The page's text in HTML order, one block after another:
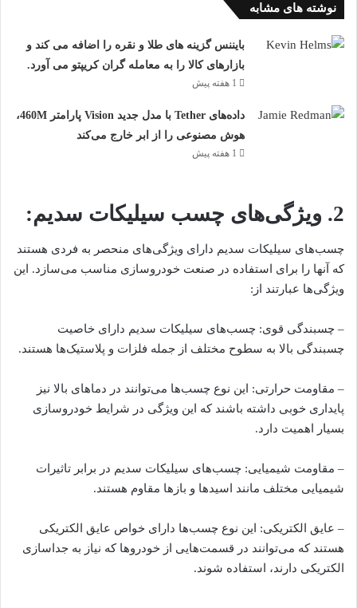
نوشته های مشابه
بایننس گزینه های طلا و نقره را اضافه می کند و
بازارهای کالا را به معامله گران کریپتو می آورد.
1 هفته پیش
داده‌های Tether با مدل جدید Vision پارامتر 460M،
هوش مصنوعی را از ابر خارج می‌کند
1 هفته پیش
2. ویژگی‌های چسب سیلیکات سدیم:
چسب‌های سیلیکات سدیم دارای ویژگی‌های منحصر به فردی هستند
که آنها را برای استفاده در صنعت خودروسازی مناسب می‌سازد. این
ویژگی‌ها عبارتند از:
– چسبندگی قوی: چسب‌های سیلیکات سدیم دارای خاصیت
چسبندگی بالا به سطوح مختلف از جمله فلزات و پلاستیک‌ها هستند.
– مقاومت حرارتی: این نوع چسب‌ها می‌توانند در دماهای بالا نیز
پایداری خوبی داشته باشند که این ویژگی در شرایط خودروسازی
بسیار اهمیت دارد.
– مقاومت شیمیایی: چسب‌های سیلیکات سدیم در برابر تاثیرات
شیمیایی مختلف مانند اسیدها و بازها مقاوم هستند.
– عایق الکتریکی: این نوع چسب‌ها دارای خواص عایق الکتریکی
هستند که می‌توانند در قسمت‌هایی از خودروها که نیاز به جداسازی
الکتریکی دارند، استفاده شوند.